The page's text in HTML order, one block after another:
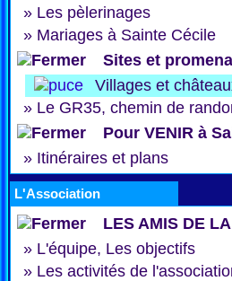
» Les pèlerinages
» Mariages à Sainte Cécile
Sites et
Villages et
» Le GR35, chemin de
Pour VENIR à
» Itinéraires et plans
L'Association
LES AMIS DE
» L'équipe, Les objectifs
» Les activités de